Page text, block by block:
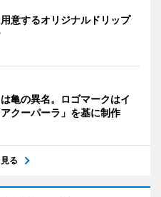
意するオリジナルドリップ
亀の異名。ロゴマークはイ
クーパーラ」を基に制作
る